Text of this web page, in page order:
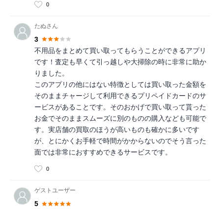
0
たぬさん
3
不用品をまとめて買い取ってもらうことができるアプリ
です！査定も早くて引っ越しや大掃除の時に非常に助か
りました。
このアプリの他にはない特徴としては買い取った金額を
そのままチャージして利用できるプリペイドカードのサ
ービスがあることです。そのおかげで買い取って貰った
お金でそのままスムーズに別のものの購入なども可能で
す。実店舗の買取のほうが高いものも確かに多いです
が、とにかくお手軽で時間がかからないのでそう言った
面では非常におすすめできるサービスです。
0
ゲストユーザー
5